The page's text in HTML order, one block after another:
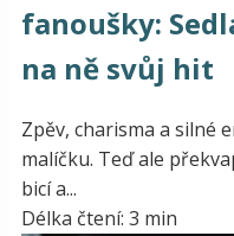
fanoušky:
na ně svůj hit
Zpěv, charisma a silné
malíčku. Teď ale
bicí a...
Délka čtení: 3 min